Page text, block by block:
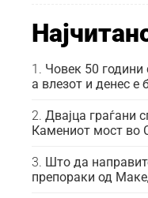
Човек 50
а влезот и денес е
Двајца граѓани
Камениот мост во
Што да
препораки од